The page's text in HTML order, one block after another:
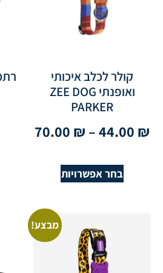
קולר לכלב איכותי
ואופנתי ZEE DOG
PARKER
44.00 ₪
–
70.00 ₪
בחר אפשרויות
מבצע!